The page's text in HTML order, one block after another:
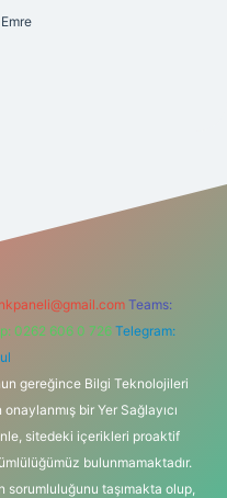
Emre
Teams:
0262 606 0 726 Telegram:
gereğince Bilgi Teknolojileri
bir Yer Sağlayıcı
sitedeki içerikleri proaktif
bulunmamaktadır.
sorumluluğunu taşımakta olup,